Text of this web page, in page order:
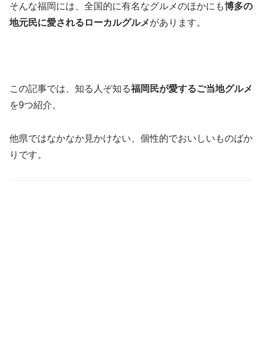
そんな福岡には、全国的に有名なグルメのほかにも博多の
地元民に愛されるローカルグルメがあります。
この記事では、知る人ぞ知る福岡民が愛するご当地グルメ
を9つ紹介。
他県ではなかなか見かけない、個性的でおいしいものばか
りです。